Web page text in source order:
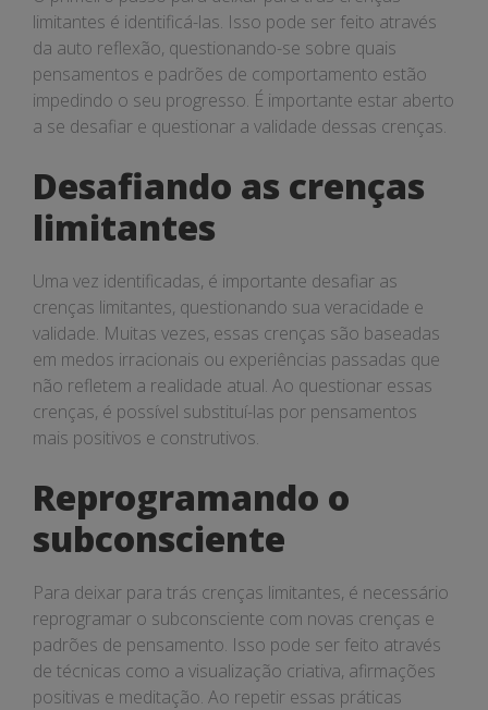
limitantes é identificá-las. Isso pode ser feito através
da auto reflexão, questionando-se sobre quais
pensamentos e padrões de comportamento estão
impedindo o seu progresso. É importante estar aberto
a se desafiar e questionar a validade dessas crenças.
Desafiando as crenças
limitantes
Uma vez identificadas, é importante desafiar as
crenças limitantes, questionando sua veracidade e
validade. Muitas vezes, essas crenças são baseadas
em medos irracionais ou experiências passadas que
não refletem a realidade atual. Ao questionar essas
crenças, é possível substituí-las por pensamentos
mais positivos e construtivos.
Reprogramando o
subconsciente
Para deixar para trás crenças limitantes, é necessário
reprogramar o subconsciente com novas crenças e
padrões de pensamento. Isso pode ser feito através
de técnicas como a visualização criativa, afirmações
positivas e meditação. Ao repetir essas práticas